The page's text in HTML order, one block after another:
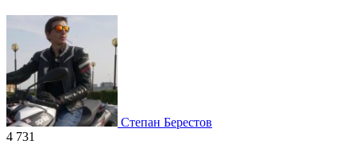
Степан Берестов
4 731